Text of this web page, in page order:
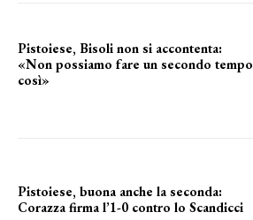
Pistoiese, Bisoli non si accontenta:
«Non possiamo fare un secondo tempo
così»
Pistoiese, buona anche la seconda:
Corazza firma l’1-0 contro lo Scandicci